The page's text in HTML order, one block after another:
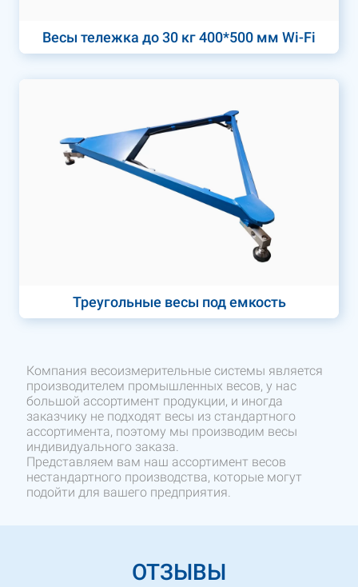
Весы тележка до 30 кг 400*500 мм Wi-Fi
Треугольные весы под емкость
Компания весоизмерительные системы является
производителем промышленных весов, у нас
большой ассортимент продукции, и иногда
заказчику не подходят весы из стандартного
ассортимента, поэтому мы производим весы
индивидуального заказа.
Представляем вам наш ассортимент весов
нестандартного производства, которые могут
подойти для вашего предприятия.
ОТЗЫВЫ